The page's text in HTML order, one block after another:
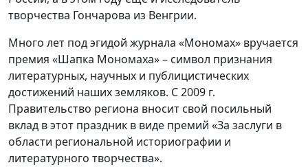
творчества Гончарова из Венгрии.
Много лет под эгидой журнала «Мономах» вручается
премия «Шапка Мономаха» – символ признания
литературных, научных и публицистических
достижений наших земляков. С 2009 г.
Правительство региона вносит свой посильный
вклад в этот праздник в виде премий «За заслуги в
области региональной историографии и
литературного творчества».